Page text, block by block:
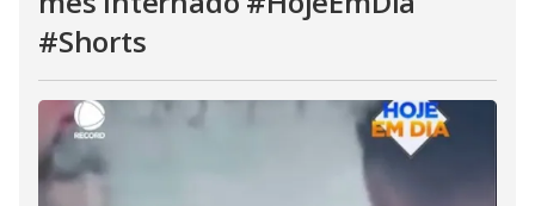
#Shorts